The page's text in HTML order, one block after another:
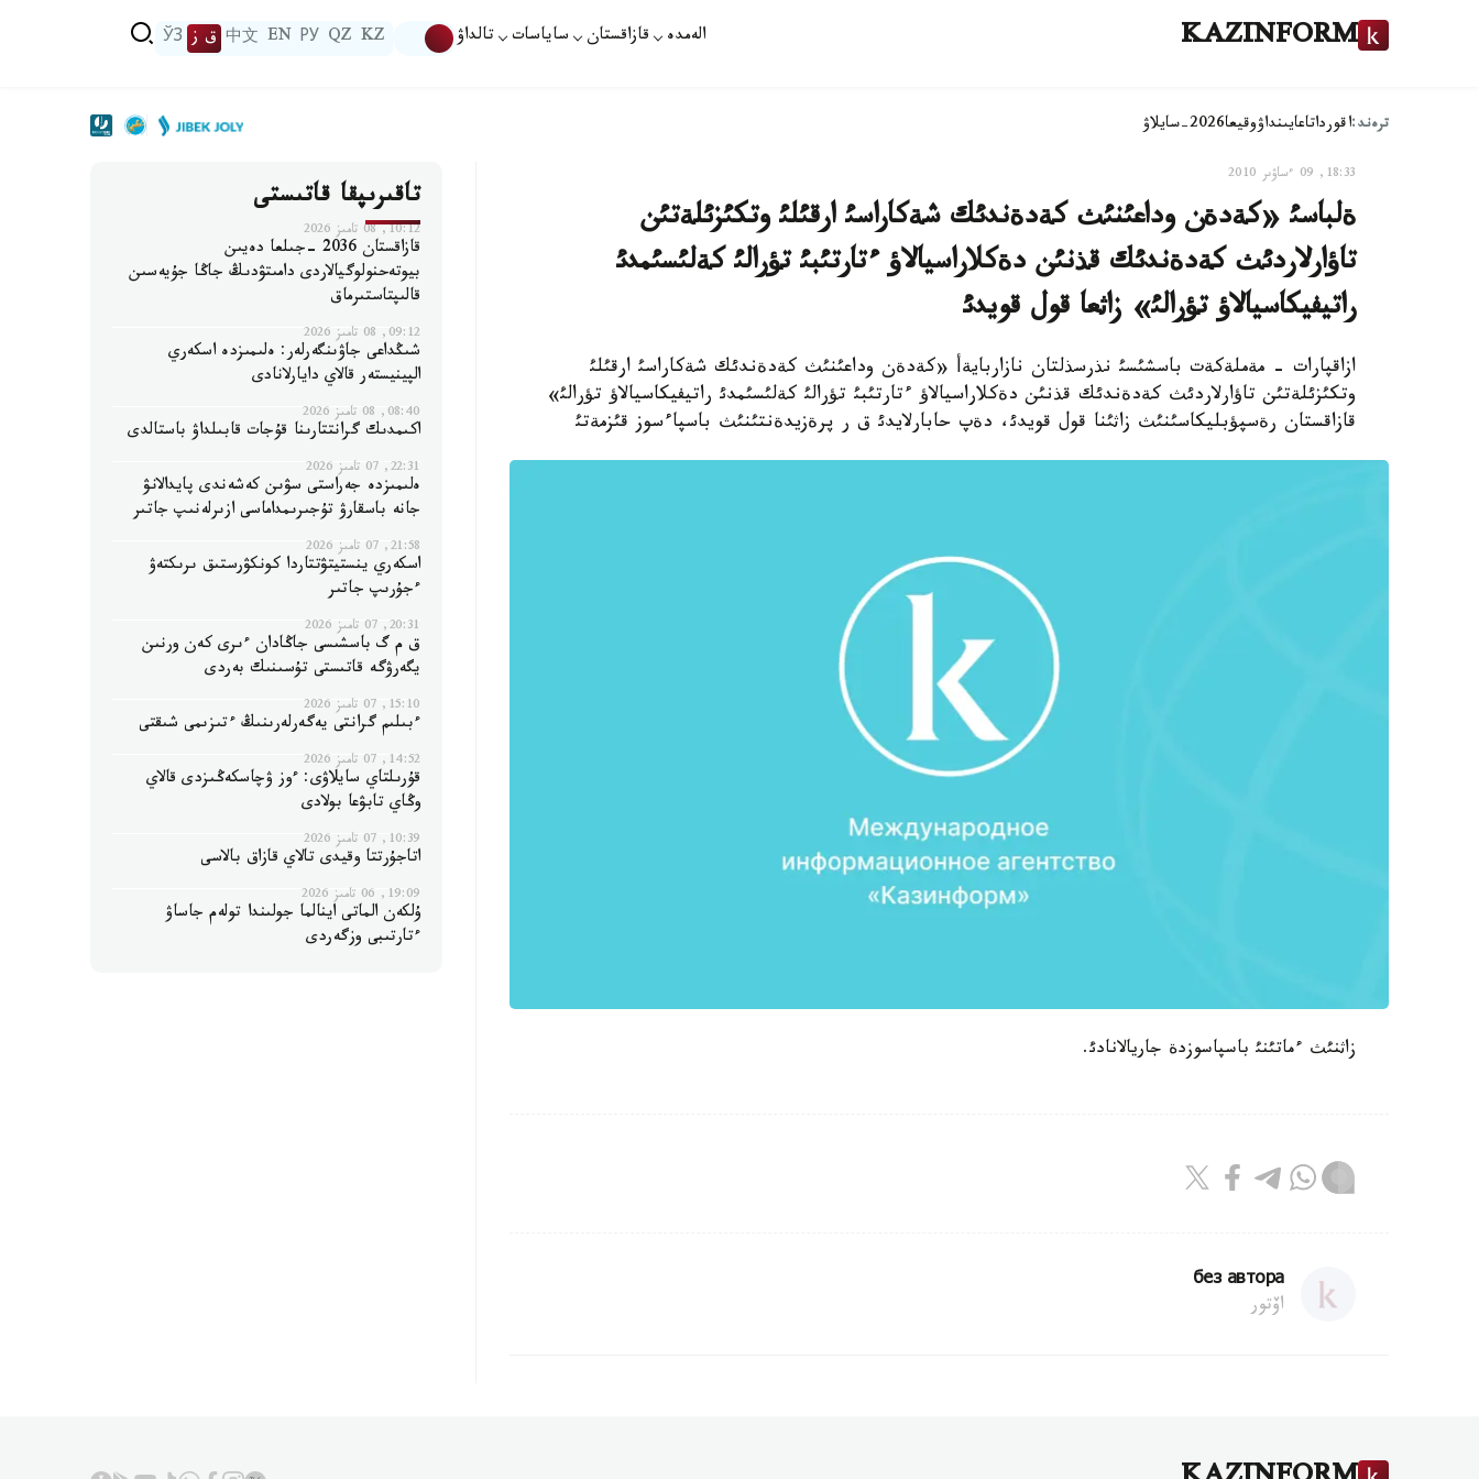
KAZINFORM الەمدە قازاقستان ساياسات تالداۋ KZ
QZ
РУ
EN
中文 ق ز ЎЗ
ترەند:اقورداتاعايىنداۋوقيعا2026-سايلاۋ
18:33, 09 ءساۋىر 2010
ةلباسئ «كةدةن وداعئنئث كةدةندئك شةكاراسئ ارقئلئ وتكئزئلةتئن
تاؤارلاردئث كةدةندئك قذنئن دةكلاراسيالاؤ ءتارتئبئ تؤرالئ كةلئسئمدئ
راتيفيكاسيالاؤ تؤرالئ» زاثعا قول قويدئ
ازاقپارات - مةملةكةت باسشئسئ نذرسذلتان نازاربايةأ «كةدةن وداعئنئث كةدةندئك شةكاراسئ ارقئلئ
وتكئزئلةتئن تاؤارلاردئث كةدةندئك قذنئن دةكلاراسيالاؤ ءتارتئبئ تؤرالئ كةلئسئمدئ راتيفيكاسيالاؤ تؤرالئ»
قازاقستان رةسپؤبليكاسئنئث زاثئنا قول قويدئ، دةپ حابارلايدئ ق ر پرةزيدةنتئنئث باسپاءسوز قئزمةتئ
زاثنئث ءماتئنئ باسپاسوزدة جاريالانادئ.
без автора
اۆتور
تاقىرىپقا قاتىستى
10:12, 08 تامىز 2026
قازاقستان 2036 -جىلعا دەيىن
بيوتەحنولوگيالاردى دامىتۋدىڭ جاڭا جۇيەسىن
قالىپتاستىرماق
09:12, 08 تامىز 2026
شىڭداعى جاۋىنگەرلەر: ەلىمىزدە اسكەري
الپينيستەر قالاي دايارلانادى
08:40, 08 تامىز 2026
اكىمدىك گرانتتارىنا قۇجات قابىلداۋ باستالدى
22:31, 07 تامىز 2026
ەلىمىزدە جەراستى سۋىن كەشەندى پايدالانۋ
جانە باسقارۋ تۇجىرىمداماسى ازىرلەنىپ جاتىر
21:58, 07 تامىز 2026
اسكەري ينستيتۋتتاردا كونكۋرستىق ىرىكتەۋ
ءجۇرىپ جاتىر
20:31, 07 تامىز 2026
ق م گ باسشىسى جاڭادان ءىرى كەن ورنىن
يگەرۋگە قاتىستى تۇسىنىك بەردى
15:10, 07 تامىز 2026
ءبىلىم گرانتى يەگەرلەرىنىڭ ءتىزىمى شىقتى
14:52, 07 تامىز 2026
قۇرىلتاي سايلاۋى: ءوز ۋچاسكەڭىزدى قالاي
وڭاي تابۋعا بولادى
10:39, 07 تامىز 2026
اتاجۇرتتا وقيدى تالاي قازاق بالاسى
19:09, 06 تامىز 2026
ۇلكەن الماتى اينالما جولىندا تولەم جاساۋ
ءتارتىبى وزگەردى